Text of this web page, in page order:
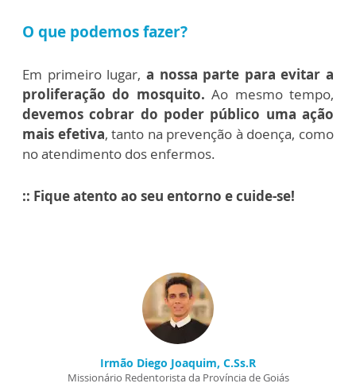
O que podemos fazer?
Em primeiro lugar, a nossa parte para evitar a
proliferação do mosquito. Ao mesmo tempo,
devemos cobrar do poder público uma ação
mais efetiva, tanto na prevenção à doença, como
no atendimento dos enfermos.
:: Fique atento ao seu entorno e cuide-se!
Irmão Diego Joaquim, C.Ss.R
Missionário Redentorista da Província de Goiás